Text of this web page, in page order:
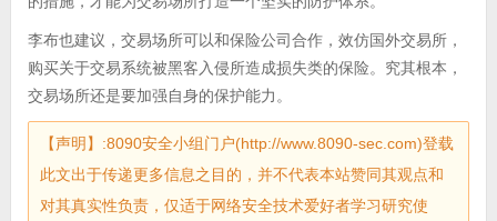
李布也建议，交易场所可以和保险公司合作，效仿国外交易所，
购买关于交易系统被黑客入侵所造成损失类的保险。究其根本，
交易场所还是要加强自身的保护能力。
【声明】:8090安全小组门户(http://www.8090-sec.com)登载
此文出于传递更多信息之目的，并不代表本站赞同其观点和
对其真实性负责，仅适于网络安全技术爱好者学习研究使